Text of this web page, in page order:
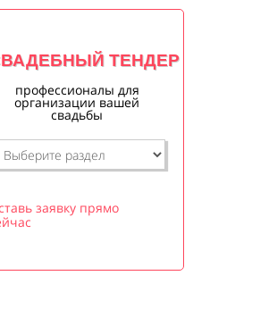
ТЕНДЕР
профессионалы для
организации вашей
свадьбы
заявку прямо